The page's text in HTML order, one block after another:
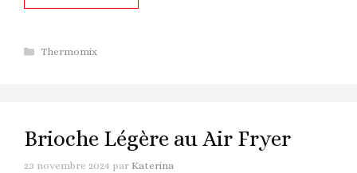
Catégories
Thermomix
Brioche Légère au Air Fryer
23 novembre 2024 par Katerina